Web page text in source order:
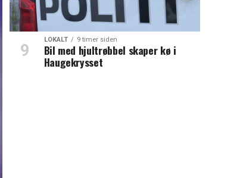
LOKALT 9 timer siden
Bil med hjultrøbbel skaper kø i
Haugekrysset